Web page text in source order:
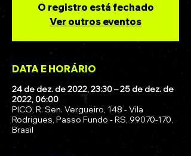
O registro está fechado
Ver outros eventos
DATA E HORÁRIO
24 de dez. de 2022, 23:30 – 25 de dez. de
2022, 06:00
PICO, R. Sen. Vergueiro, 148 - Vila
Rodrigues, Passo Fundo - RS, 99070-170,
Brasil